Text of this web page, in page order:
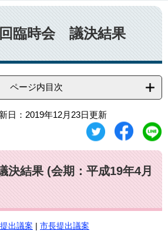
臨時会 議決結果
ページ内目次
日：2019年12月23日更新
結果 (会期：平成19年4月
出議案 | 市長提出議案